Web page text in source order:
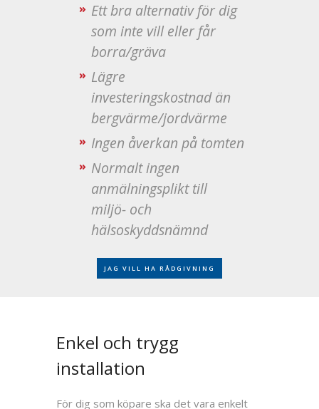
Ett bra alternativ för dig
som inte vill eller får
borra/gräva
Lägre
investeringskostnad än
bergvärme/jordvärme
Ingen åverkan på tomten
Normalt ingen
anmälningsplikt till
miljö- och
hälsoskyddsnämnd
JAG VILL HA RÅDGIVNING
Enkel och trygg
installation
För dig som köpare ska det vara enkelt